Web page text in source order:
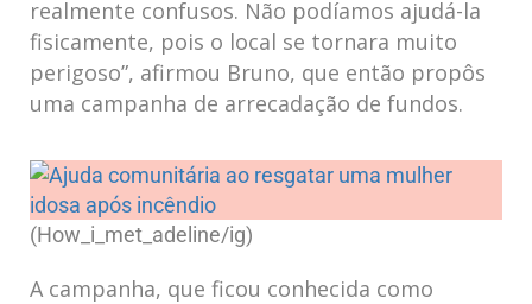
realmente ⁣confusos. Não podíamos ajudá-la
fisicamente, pois o local se tornara muito
perigoso”, afirmou Bruno, que então propôs​
uma campanha de arrecadação‌ de ⁣fundos.
(How_i_met_adeline/ig)
A campanha, que ficou conhecida como